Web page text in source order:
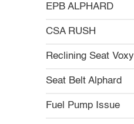
EPB ALPHARD
CSA RUSH
Reclining Seat Voxy
Seat Belt Alphard
Fuel Pump Issue